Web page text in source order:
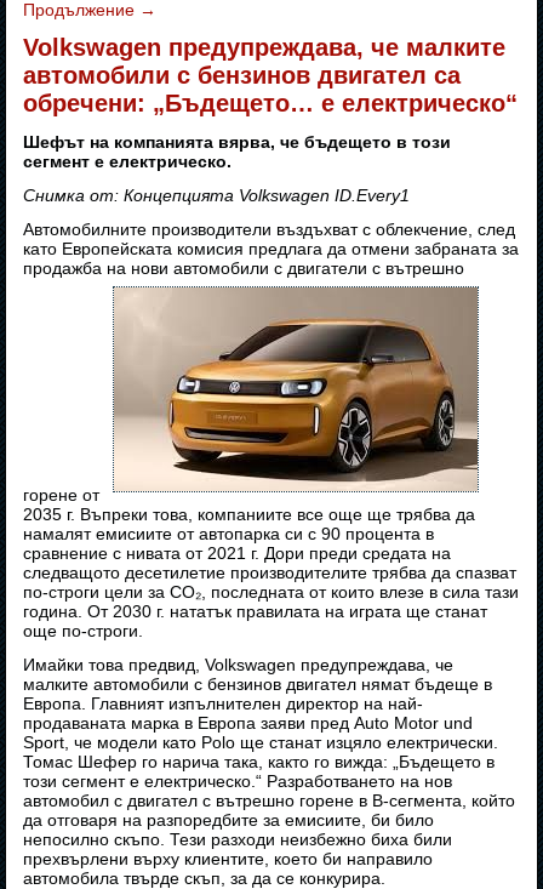
Продължение →
Volkswagen предупреждава, че малките
автомобили с бензинов двигател са
обречени: „Бъдещето… е електрическо“
Шефът на компанията вярва, че бъдещето в този
сегмент е електрическо.
Снимка от: Концепцията Volkswagen ID.Every1
Автомобилните производители въздъхват с облекчение, след
като Европейската комисия предлага да отмени забраната за
продажба на нови автомобили с двигатели с вътрешно
горене от
2035 г. Въпреки това, компаниите все още ще трябва да
намалят емисиите от автопарка си с 90 процента в
сравнение с нивата от 2021 г. Дори преди средата на
следващото десетилетие производителите трябва да спазват
по-строги цели за CO₂, последната от които влезе в сила тази
година. От 2030 г. нататък правилата на играта ще станат
още по-строги.
Имайки това предвид, Volkswagen предупреждава, че
малките автомобили с бензинов двигател нямат бъдеще в
Европа. Главният изпълнителен директор на най-
продаваната марка в Европа заяви пред Auto Motor und
Sport, че модели като Polo ще станат изцяло електрически.
Томас Шефер го нарича така, както го вижда: „Бъдещето в
този сегмент е електрическо.“ Разработването на нов
автомобил с двигател с вътрешно горене в B-сегмента, който
да отговаря на разпоредбите за емисиите, би било
непосилно скъпо. Тези разходи неизбежно биха били
прехвърлени върху клиентите, което би направило
автомобила твърде скъп, за да се конкурира.